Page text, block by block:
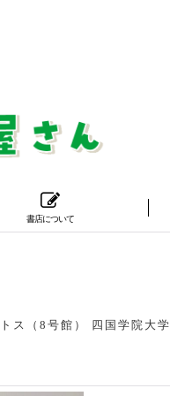
書店について
ス（8号館） 四国学院大学